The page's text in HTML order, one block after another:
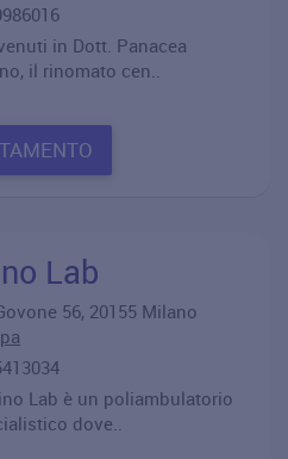
in Dott. Panacea
il rinomato cen..
Lab
56, 20155 Milano
Lab è un poliambulatorio
dove..